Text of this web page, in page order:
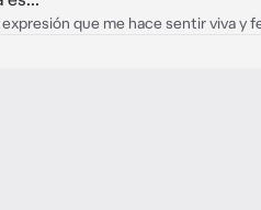
que me hace sentir viva y